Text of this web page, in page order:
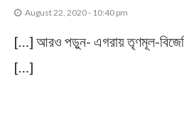
August 22, 2020 - 10:40 pm
[…] আরও পড়ুন- এগরায় তৃণমূল-
[…]